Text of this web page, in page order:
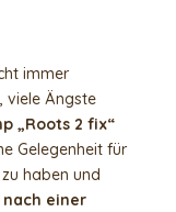
immer
viele Ängste
„Roots 2 fix“
Gelegenheit für
haben und
nach einer